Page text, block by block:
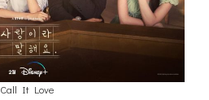
Call It Love